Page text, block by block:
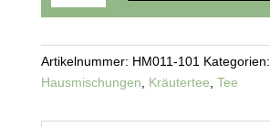
13
Artikelnummer: HM011-101 Kategorien:
Hausmischungen
Kräutertee Tee